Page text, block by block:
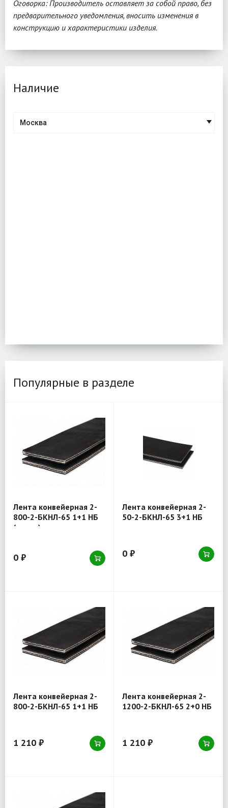
Оговорка: Производитель оставляет за собой право, без
предварительного уведомления, вносить изменения в
конструкцию и характеристики изделия.
Наличие
Москва
Популярные в разделе
Лента конвейерная 2-
800-2-БКНЛ-65 1+1 НБ
(товар)
0 ₽
Лента конвейерная 2-
50-2-БКНЛ-65 3+1 НБ
0 ₽
Лента конвейерная 2-
800-2-БКНЛ-65 1+1 НБ
1 210 ₽
Лента конвейерная 2-
1200-2-БКНЛ-65 2+0 НБ
1 210 ₽